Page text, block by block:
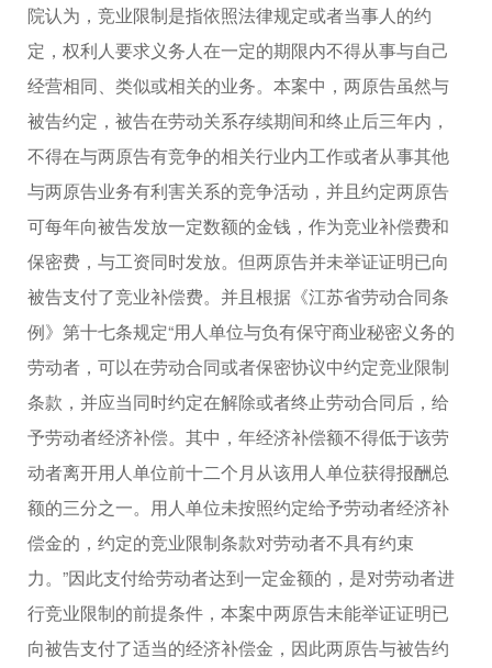
院认为，竞业限制是指依照法律规定或者当事人的约
定，权利人要求义务人在一定的期限内不得从事与自己
经营相同、类似或相关的业务。本案中，两原告虽然与
被告约定，被告在劳动关系存续期间和终止后三年内，
不得在与两原告有竞争的相关行业内工作或者从事其他
与两原告业务有利害关系的竞争活动，并且约定两原告
可每年向被告发放一定数额的金钱，作为竞业补偿费和
保密费，与工资同时发放。但两原告并未举证证明已向
被告支付了竞业补偿费。并且根据《江苏省劳动合同条
例》第十七条规定“用人单位与负有保守商业秘密义务的
劳动者，可以在劳动合同或者保密协议中约定竞业限制
条款，并应当同时约定在解除或者终止劳动合同后，给
予劳动者经济补偿。其中，年经济补偿额不得低于该劳
动者离开用人单位前十二个月从该用人单位获得报酬总
额的三分之一。用人单位未按照约定给予劳动者经济补
偿金的，约定的竞业限制条款对劳动者不具有约束
力。”因此支付给劳动者达到一定金额的，是对劳动者进
行竞业限制的前提条件，本案中两原告未能举证证明已
向被告支付了适当的经济补偿金，因此两原告与被告约